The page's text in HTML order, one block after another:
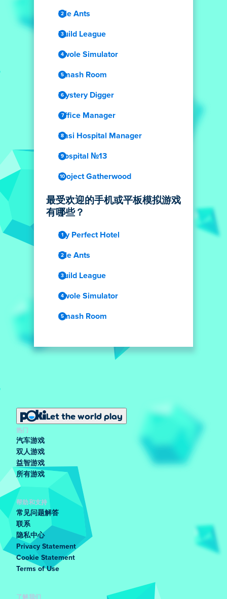
Idle Ants
Build League
Swole Simulator
Smash Room
Mystery Digger
Office Manager
Dasi Hospital Manager
Hospital №13
Project Gatherwood
最受欢迎的手机或平板模拟游戏
有哪些？
My Perfect Hotel
Idle Ants
Build League
Swole Simulator
Smash Room
Let the world play
热门
汽车游戏
双人游戏
益智游戏
所有游戏
帮助和支持
常见问题解答
联系
隐私中心
Privacy Statement
Cookie Statement
Terms of Use
了解我们